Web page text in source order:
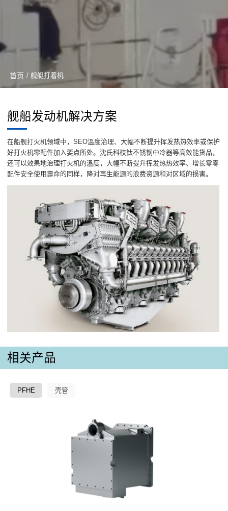
首页 / 舰艇打着机
舰船发动机解决方案
在船舰打火机领域中，SEO溫度治理、大幅不断提升挥发热热效率或保护
好打火机零配件加入要点所处。沈氏科枝钛不锈钢中冷器等高效能货品，
还可以效果地治理打火机的溫度，大幅不断提升挥发热热效率、增长零零
配件安全使用壽命的同样，降对再生能源的浪费资源和对区域的损害。
相关产品
PFHE 壳管